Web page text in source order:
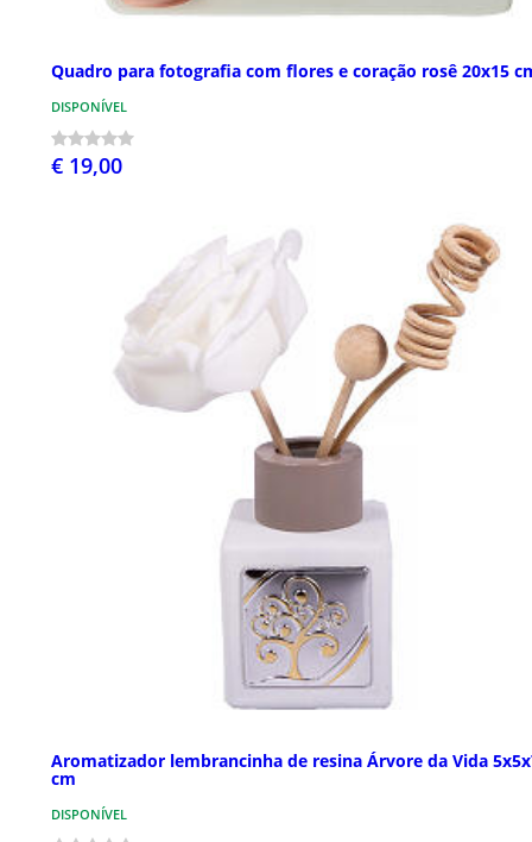
Quadro para fotografia com flores e coração rosê 20x15
DISPONÍVEL
€ 19,00
Aromatizador lembrancinha de resina Árvore da Vida
cm
DISPONÍVEL